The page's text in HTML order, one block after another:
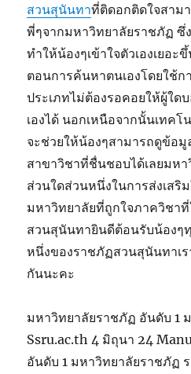
สวนสุนันทาที่ติดอกติดใจสาม
พี่ๆจากมหาวิทยาลัยราชภัฏ ซึ่
ทำให้น้องๆเข้าใจตัวเองเยอะ
ตอนการค้นหาตนเองโดยใช้ก
ประเภทไม่ต้องรอคอยให้ผู้ใด
เองได้ นอกเหนือจากนั้นเทค
จะช่วยให้น้องๆสามารถดูข้อมู
สาขาวิชาที่ชื่นชอบได้เลยมห
ส่วนใดส่วนหนึ่งในการส่งเสริ
มหาวิทยาลัยที่ถูกใจภาควิชา
สวนสุนันทายินดีต้อนรับน้องๆ
หนึ่งของราชภัฏสวนสุนันทาเร
กันนะคะ
มหาวิทยาลัยราชภัฏ อันดับ 1
Ssru.ac.th 4 มิถุนา 24
อันดับ 1 มหาวิทยาลัยราชภัฏ